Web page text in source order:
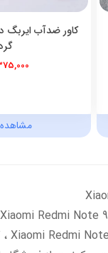
کاور ضدآب ایربگ
375,000